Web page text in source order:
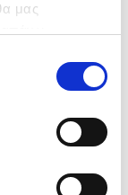
μας
με την
σχετικά με